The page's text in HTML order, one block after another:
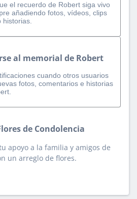
el recuerdo de Robert siga vivo
añadiendo fotos, vídeos, clips
historias.
al memorial de Robert
cuando otros usuarios
fotos, comentarios e historias
de Condolencia
apoyo a la familia y amigos de
un arreglo de flores.